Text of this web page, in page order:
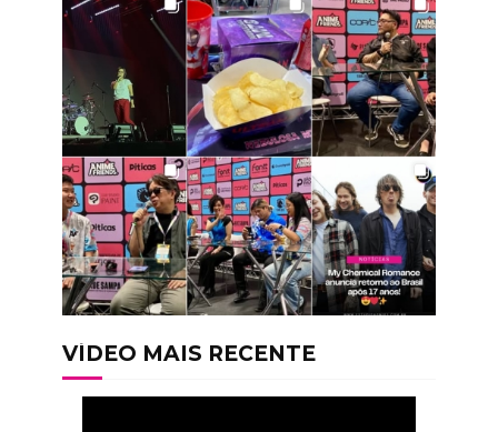
VÍDEO MAIS RECENTE